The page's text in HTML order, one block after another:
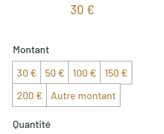
30 €
Montant
30 €
50 € 100 €
150 €
200 €
Autre montant
Quantité